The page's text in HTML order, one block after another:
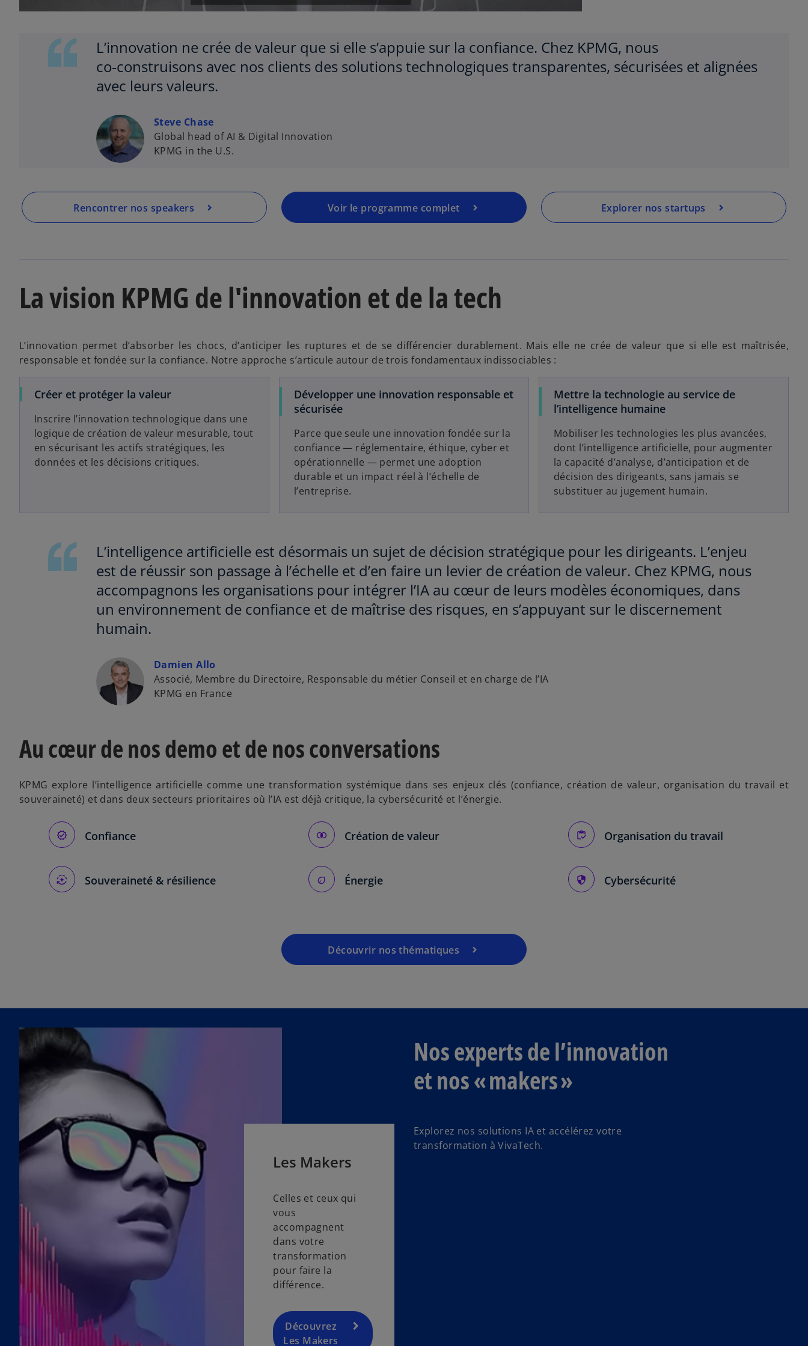
y
e
o
L’innovation ne crée de valeur que si elle s’appuie sur la confiance. Chez KPMG, nous
co‑construisons avec nos clients des solutions technologiques transparentes, sécurisées et alignées
avec leurs valeurs.
Steve Chase
Global head of AI & Digital Innovation
KPMG in the U.S.
Rencontrer nos speakers Voir le programme complet Explorer nos startups
La vision KPMG de l'innovation et de la tech
L’innovation permet d’absorber les chocs, d’anticiper les ruptures et de se différencier durablement. Mais elle ne crée de valeur que si elle est maîtrisée,
responsable et fondée sur la confiance. Notre approche s’articule autour de trois fondamentaux indissociables :
Créer et protéger la valeur
Inscrire l’innovation technologique dans une
logique de création de valeur mesurable, tout
en sécurisant les actifs stratégiques, les
données et les décisions critiques.
Développer une innovation responsable et
sécurisée
Parce que seule une innovation fondée sur la
confiance — réglementaire, éthique, cyber et
opérationnelle — permet une adoption
durable et un impact réel à l’échelle de
l’entreprise.
Mettre la technologie au service de
l’intelligence humaine
Mobiliser les technologies les plus avancées,
dont l’intelligence artificielle, pour augmenter
la capacité d’analyse, d’anticipation et de
décision des dirigeants, sans jamais se
substituer au jugement humain.
L’intelligence artificielle est désormais un sujet de décision stratégique pour les dirigeants. L’enjeu
est de réussir son passage à l’échelle et d’en faire un levier de création de valeur. Chez KPMG, nous
accompagnons les organisations pour intégrer l’IA au cœur de leurs modèles économiques, dans
un environnement de confiance et de maîtrise des risques, en s’appuyant sur le discernement
humain.
Damien Allo
Associé, Membre du Directoire, Responsable du métier Conseil et en charge de l’IA
KPMG en France
Au cœur de nos demo et de nos conversations
KPMG explore l’intelligence artificielle comme une transformation systémique dans ses enjeux clés (confiance, création de valeur, organisation du travail et
souveraineté) et dans deux secteurs prioritaires où l’IA est déjà critique, la cybersécurité et l’énergie.
Confiance Création de valeur Organisation du travail
Souveraineté & résilience Énergie Cybersécurité
Découvrir nos thématiques
Les Makers
Celles et ceux qui
vous
accompagnent
dans votre
transformation
pour faire la
différence.
Découvrez
Les Makers
Nos experts de l’innovation
et nos « makers »
Explorez nos solutions IA et accélérez votre
transformation à VivaTech.